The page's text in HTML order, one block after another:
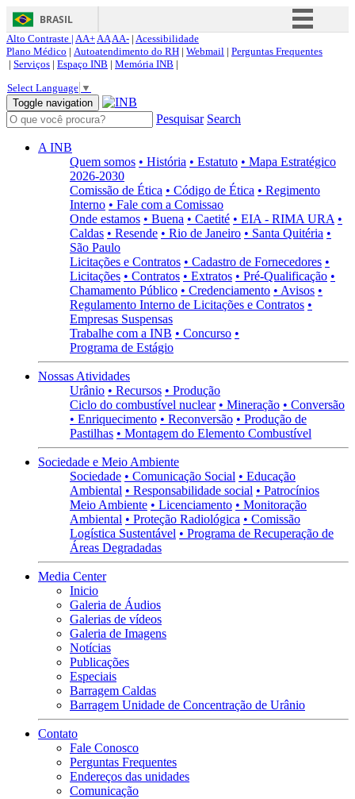
BRASIL
Simplifique!
Acesso à informação
Canais
Alto Contraste | AA+AAAA- | Acessibilidade
Plano Médico | Autoatendimento do RH | Webmail | Perguntas Frequentes
| Serviços | Espaço INB | Memória INB |
Select Language ▼
Toggle navigation
Pesquisar Search
A INB
Quem somos • História • Estatuto • Mapa Estratégico
2026-2030
Comissão de Ética • Código de Ética • Regimento
Interno • Fale com a Comissao
Onde estamos • Buena • Caetité • EIA - RIMA URA •
Caldas • Resende • Rio de Janeiro • Santa Quitéria •
São Paulo
Licitações e Contratos • Cadastro de Fornecedores •
Licitações • Contratos • Extratos • Pré-Qualificação •
Chamamento Público • Credenciamento • Avisos •
Regulamento Interno de Licitações e Contratos •
Empresas Suspensas
Trabalhe com a INB • Concurso •
Programa de Estágio
Nossas Atividades
Urânio • Recursos • Produção
Ciclo do combustível nuclear • Mineração • Conversão
• Enriquecimento • Reconversão • Produção de
Pastilhas • Montagem do Elemento Combustível
Sociedade e Meio Ambiente
Sociedade • Comunicação Social • Educação
Ambiental • Responsabilidade social • Patrocínios
Meio Ambiente • Licenciamento • Monitoração
Ambiental • Proteção Radiológica • Comissão
Logística Sustentável • Programa de Recuperação de
Áreas Degradadas
Media Center
Inicio
Galeria de Áudios
Galerias de vídeos
Galeria de Imagens
Notícias
Publicações
Especiais
Barragem Caldas
Barragem Unidade de Concentração de Urânio
Contato
Fale Conosco
Perguntas Frequentes
Endereços das unidades
Comunicação